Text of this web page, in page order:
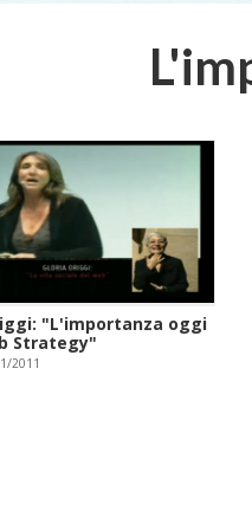
"L'importanza oggi
Strategy"
2011